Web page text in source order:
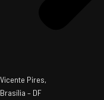
Vicente Pires,
Brasília – DF